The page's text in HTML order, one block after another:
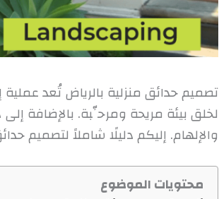
تصميم حدائق منزلية بالرياض تُعد عملية
لخلق بيئة مريحة ومرحِّبة. بالإضافة
والإلهام. إليكم دليلًا شاملاً لتصميم
محتويات الموضوع